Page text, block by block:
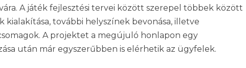
A játék fejlesztési tervei között szerepel többek között
kialakítása, további helyszínek bevonása, illetve
A projektet a megújuló honlapon egy
után már egyszerűbben is elérhetik az ügyfelek.